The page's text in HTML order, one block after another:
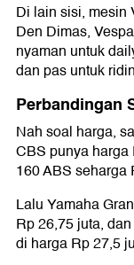
Di lain sisi, mesin
Den Dimas,
nyaman untuk
dan pas untuk
Perbandingan
Nah soal harga,
CBS punya
160 ABS seharga
Lalu Yamaha
Rp 26,75 juta,
di harga Rp 27,5